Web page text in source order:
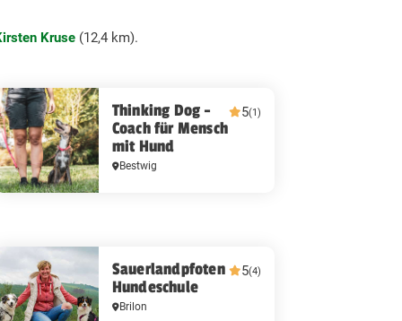
Kruse (12,4 km).
Thinking Dog -
Coach für Mensch
mit Hund
5(1)
Bestwig
Sauerlandpfoten
Hundeschule
5(4)
Brilon